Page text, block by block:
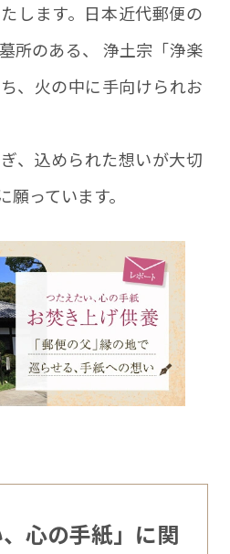
します。日本近代郵便の
所のある、 浄土宗「浄楽
、火の中に手向けられお
、込められた想いが大切
っています。
、心の手紙」に関